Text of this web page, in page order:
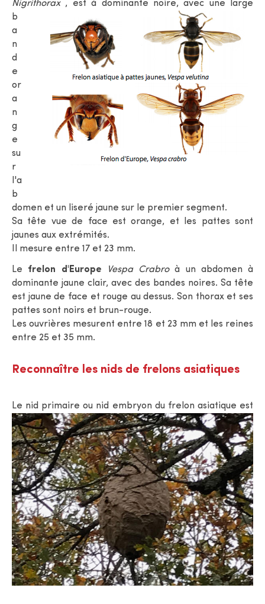
Nigrithorax, est à dominante noire, avec une large
b
a
n
d
e
or
a
n
g
e
su
r
l'a
b
domen et un liseré jaune sur le premier segment.
Sa tête vue de face est orange, et les pattes sont
jaunes aux extrémités.
Il mesure entre 17 et 23 mm.
Le frelon d'Europe Vespa Crabroà un abdomen à
dominante jaune clair, avec des bandes noires. Sa tête
est jaune de face et rouge au dessus. Son thorax et ses
pattes sont noirs et brun-rouge.
Les ouvrières mesurent entre 18 et 23 mm et les reines
entre 25 et 35 mm.
Reconnaître les nids de frelons asiatiques
Le nid primaire ou nid embryon du frelonasiatique est